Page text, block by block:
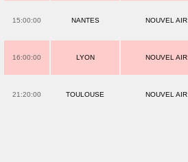
15:00:00 NANTES NOUVEL AIR
16:00:00 LYON NOUVEL AIR
21:20:00 TOULOUSE NOUVEL AIR